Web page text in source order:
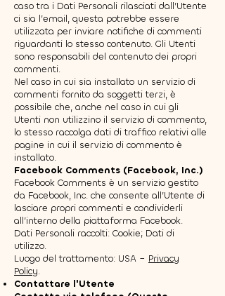
caso tra i Dati Personali rilasciati dall’Utente
ci sia l’email, questa potrebbe essere
utilizzata per inviare notifiche di commenti
riguardanti lo stesso contenuto. Gli Utenti
sono responsabili del contenuto dei propri
commenti.
Nel caso in cui sia installato un servizio di
commenti fornito da soggetti terzi, è
possibile che, anche nel caso in cui gli
Utenti non utilizzino il servizio di commento,
lo stesso raccolga dati di traffico relativi alle
pagine in cui il servizio di commento è
installato.
Facebook Comments (Facebook, Inc.)
Facebook Comments è un servizio gestito
da Facebook, Inc. che consente all’Utente di
lasciare propri commenti e condividerli
all’interno della piattaforma Facebook.
Dati Personali raccolti: Cookie; Dati di
utilizzo.
Luogo del trattamento: USA – Privacy
Policy.
Contattare l'Utente